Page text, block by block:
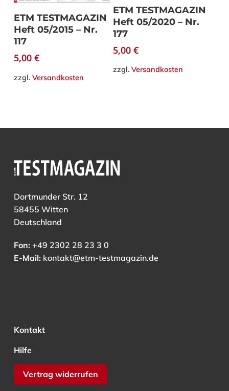
In den Warenkorb
ETM TESTMAGAZIN
Heft 05/2015 – Nr.
117
5,00 €
zzgl. Versandkosten
In den Warenkorb
ETM TESTMAGAZIN
Heft 05/2020 – Nr.
177
5,00€
zzgl.Versandkosten
Dortmunder Str. 12
58455 Witten
Deutschland
Fon:+49 2302 28 23 3 0
E-Mail: kontakt@etm-testmagazin.de
Kontakt
Hilfe
Vertrag widerrufen